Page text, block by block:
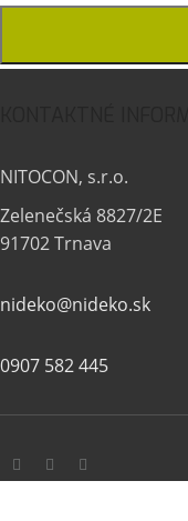
NITOCON, s.r.o.
Zelenečská 8827/2E
91702 Trnava
nideko@nideko.sk
0907 582 445